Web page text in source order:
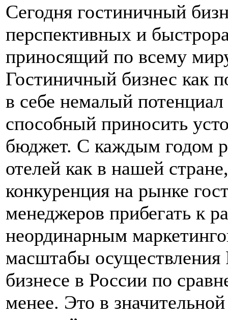
Сегодня гостиничный
перспективных и
приносящий по всему
Гостиничный бизнес как
в себе немалый
способный приносить
бюджет. С каждым годом
отелей как в нашей
конкуренция на рынке
менеджеров прибегать к
неординарным
масштабы осуществления
бизнесе в России по
менее. Это в